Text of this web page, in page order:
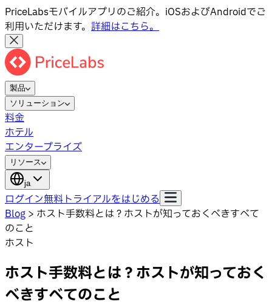
PriceLabsモバイルアプリのご紹介。iOSおよびAndroidでご
利用いただけます。 詳細はこちら。
製品
ソリューション
料金
ホテル
エンタープライズ
リソース
ja
ログイン無料トライアルをはじめる
Blog > ホスト手数料とは？ホストが知っておくべきすべて
のこと
ホスト
ホスト手数料とは？ホストが知っておく
べきすべてのこと